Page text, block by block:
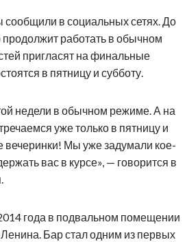
в социальных сетях. До
продолжит работать в обычном
пригласят на финальные
в пятницу и субботу.
недели в обычном режиме. А на
уже только в пятницу и
вечеринки! Мы уже задумали кое-
вас в курсе», — говорится в
года в подвальном помещении
Бар стал одним из первых